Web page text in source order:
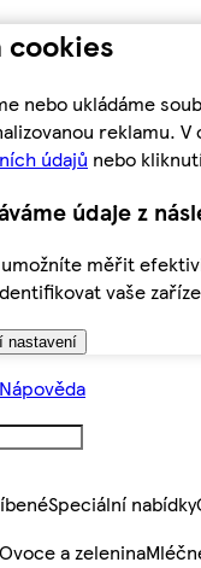
cookies
nebo ukládáme
reklamu.
údajů nebo
údaje z
měřit
vaše
nastavení
Nápověda
Speciální nabídky
Ovoce a zelenina